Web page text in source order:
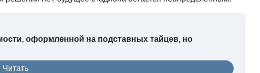
Читать